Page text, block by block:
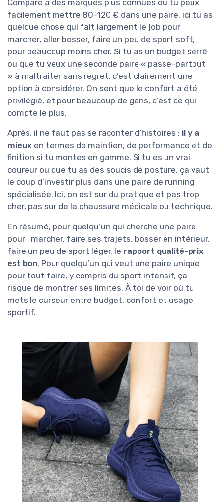
Comparé à des marques plus connues où tu peux
facilement mettre 80–120 € dans une paire, ici tu as
quelque chose qui fait largement le job pour
marcher, aller bosser, faire un peu de sport soft,
pour beaucoup moins cher. Si tu as un budget serré
ou que tu veux une seconde paire « passe-partout
» à maltraiter sans regret, c’est clairement une
option à considérer. On sent que le confort a été
privilégié, et pour beaucoup de gens, c’est ce qui
compte le plus.
Après, il ne faut pas se raconter d’histoires : il y a
mieux en termes de maintien, de performance et de
finition si tu montes en gamme. Si tu es un vrai
coureur ou que tu as des soucis de posture, ça vaut
le coup d’investir plus dans une paire de running
spécialisée. Ici, on est sur du pratique et pas trop
cher, pas sur de la chaussure médicale ou technique.
En résumé, pour quelqu’un qui cherche une paire
pour : marcher, faire ses trajets, bosser en intérieur,
faire un peu de sport léger, le rapport qualité-prix
est bon. Pour quelqu’un qui veut une paire unique
pour tout faire, y compris du sport intensif, ça
risque de montrer ses limites. À toi de voir où tu
mets le curseur entre budget, confort et usage
sportif.